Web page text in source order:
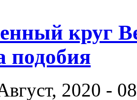
круг
подобия
2020 -